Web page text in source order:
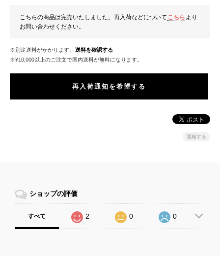
こちらの商品は完売いたしました。再入荷などについて こちら より
お問い合わせください。
※別途送料がかかります。 送料を確認する
※¥10,000以上のご注文で国内送料が無料になります。
再入荷通知を希望する
通報する
ショップの評価
すべて 2 0 0